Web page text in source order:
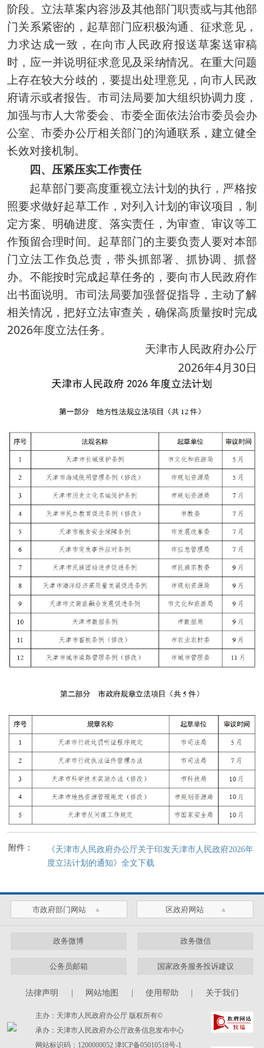
阶段。立法草案内容涉及其他部门职责或与其他部
门关系紧密的，起草部门应积极沟通、征求意见，
力求达成一致，在向市人民政府报送草案送审稿
时，应一并说明征求意见及采纳情况。在重大问题
上存在较大分歧的，要提出处理意见，向市人民政
府请示或者报告。市司法局要加大组织协调力度，
加强与市人大常委会、市委全面依法治市委员会办
公室、市委办公厅相关部门的沟通联系，建立健全
长效对接机制。
四、压紧压实工作责任
起草部门要高度重视立法计划的执行，严格按
照要求做好起草工作，对列入计划的审议项目，制
定方案、明确进度、落实责任，为审查、审议等工
作预留合理时间。起草部门的主要负责人要对本部
门立法工作负总责，带头抓部署、抓协调、抓督
办。不能按时完成起草任务的，要向市人民政府作
出书面说明。市司法局要加强督促指导，主动了解
相关情况，把好立法审查关，确保高质量按时完成
2026年度立法任务。
天津市人民政府办公厅
2026年4月30日
附件：
《天津市人民政府办公厅关于印发天津市人民政府2026年
度立法计划的通知》全文下载
市政府部门网站 区政府网站
政务微博 政务微信
公务员邮箱 国家政务服务投诉建议
法律声明 | 网站地图 | 使用帮助 | 关于我们
主办：天津市人民政府办公厅 版权所有©
承办：天津市人民政府办公厅政务信息发布中心
网站标识码：1200000052 津ICP备05010518号-1